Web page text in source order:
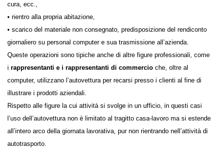
cura, ecc.,
• rientro alla propria abitazione,
• scarico del materiale non consegnato, predisposizione del rendiconto
giornaliero su personal computer e sua trasmissione all’azienda.
Queste operazioni sono tipiche anche di altre figure professionali, come
i rappresentanti e i rappresentanti di commercio che, oltre al
computer, utilizzano l’autovettura per recarsi presso i clienti al fine di
illustrare i prodotti aziendali.
Rispetto alle figure la cui attività si svolge in un ufficio, in questi casi
l’uso dell’autovettura non è limitato al tragitto casa-lavoro ma si estende
all’intero arco della giornata lavorativa, pur non rientrando nell’attività di
autotrasporto.